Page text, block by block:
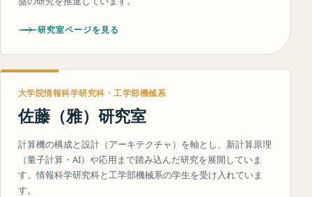
研究室ページを見る
大学院情報科学研究科・工学部機械系
佐藤（雅）研究室
計算機の構成と設計（アーキテクチャ）を軸とし、新計算原理
（量子計算・AI）や応用まで踏み込んだ研究を展開していま
す。情報科学研究科と工学部機械系の学生を受け入れていま
す。